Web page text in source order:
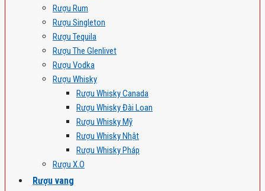
Rượu Rum
Rượu Singleton
Rượu Tequila
Rượu The Glenlivet
Rượu Vodka
Rượu Whisky
Rượu Whisky Canada
Rượu Whisky Đài Loan
Rượu Whisky Mỹ
Rượu Whisky Nhật
Rượu Whisky Pháp
Rượu X.O
Rượu vang